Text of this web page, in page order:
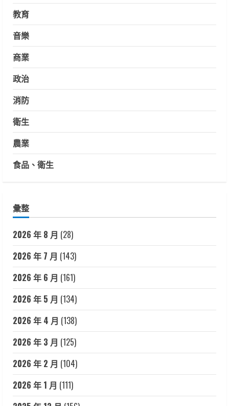
教育
音樂
商業
政治
消防
衛生
農業
食品、衛生
彙整
2026 年 8 月 (28)
2026 年 7 月 (143)
2026 年 6 月 (161)
2026 年 5 月 (134)
2026 年 4 月 (138)
2026 年 3 月 (125)
2026 年 2 月 (104)
2026 年 1 月 (111)